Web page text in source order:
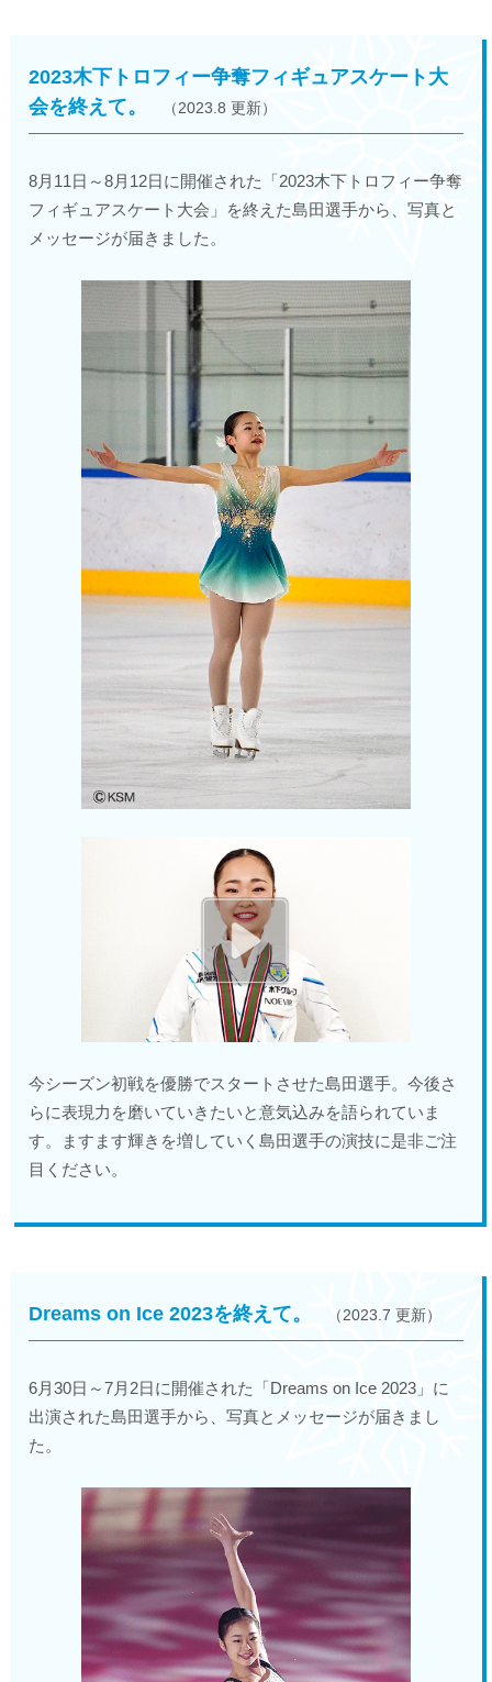
2023木下トロフィー争奪フィギュアスケート大
会を終えて。
（2023.8 更新）
8月11日～8月12日に開催された「2023木下トロフィー争奪
フィギュアスケート大会」を終えた島田選手から、写真と
メッセージが届きました。
今シーズン初戦を優勝でスタートさせた島田選手。今後さ
らに表現力を磨いていきたいと意気込みを語られていま
す。ますます輝きを増していく島田選手の演技に是非ご注
目ください。
Dreams on Ice 2023を終えて。 （2023.7 更新）
6月30日～7月2日に開催された「Dreams on Ice 2023」に
出演された島田選手から、写真とメッセージが届きまし
た。